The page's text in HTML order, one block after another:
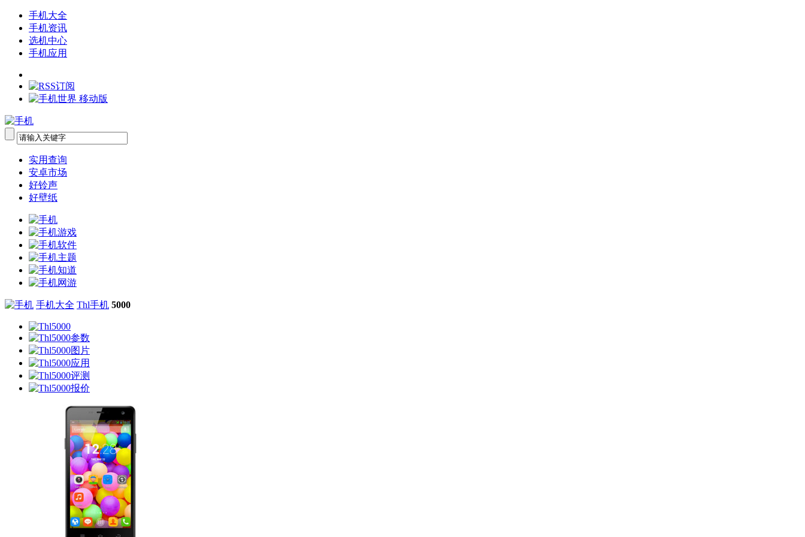
手机大全
手机资讯
选机中心
手机应用
实用查询
安卓市场
好铃声
好壁纸
手机大全 Thl手机 5000